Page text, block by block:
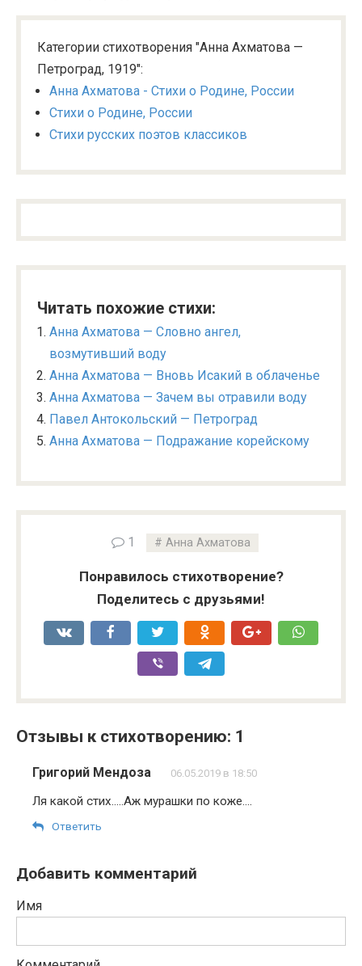
Категории стихотворения "Анна Ахматова —
Петроград, 1919":
Анна Ахматова - Стихи о Родине, России
Стихи о Родине, России
Стихи русских поэтов классиков
Читать похожие стихи:
Анна Ахматова — Словно ангел,
возмутивший воду
Анна Ахматова — Вновь Исакий в облаченье
Анна Ахматова — Зачем вы отравили воду
Павел Антокольский — Петроград
Анна Ахматова — Подражание корейскому
1 Анна Ахматова
Понравилось стихотворение?
Поделитесь с друзьями!
Отзывы к стихотворению: 1
Григорий Мендоза 06.05.2019 в 18:50
Ля какой стих…..Аж мурашки по коже….
Ответить
Добавить комментарий
Имя